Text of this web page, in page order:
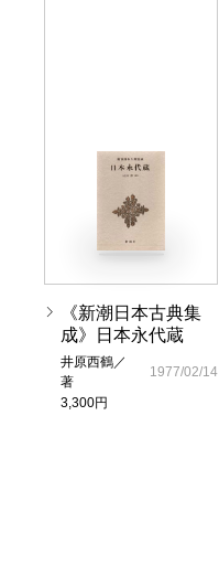
《新潮日本古典集
成》日本永代蔵
井原西鶴／
著
3,300円
1977/02/14